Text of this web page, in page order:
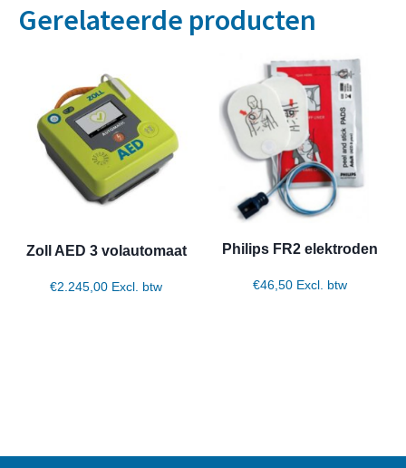
Gerelateerde producten
Zoll AED 3 volautomaat
€2.245,00 Excl. btw
Philips FR2 elektroden
€46,50 Excl. btw